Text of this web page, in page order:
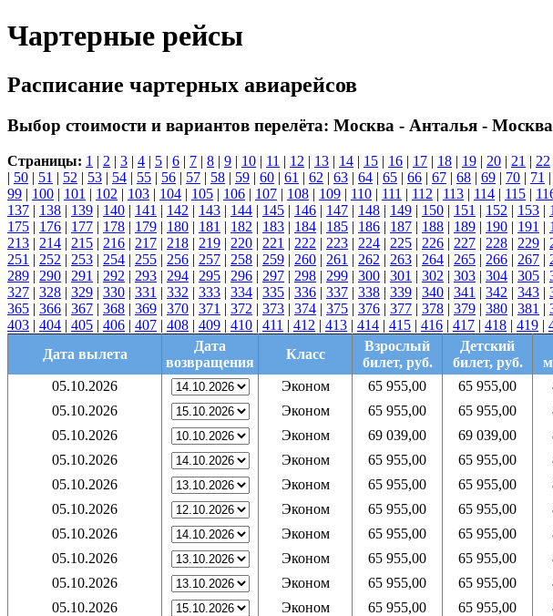
Чартерные рейсы
Расписание чартерных авиарейсов
Выбор стоимости и вариантов перелёта: Москва - Анталья - Москва
Страницы: 1 | 2 | 3 | 4 | 5 | 6 | 7 | 8 | 9 | 10 | 11 | 12 | 13 | 14 | 15 | 16 | 17 | 18 | 19 | 20 | 21 | 22
| 50 | 51 | 52 | 53 | 54 | 55 | 56 | 57 | 58 | 59 | 60 | 61 | 62 | 63 | 64 | 65 | 66 | 67 | 68 | 69 | 70 | 71 |
99 | 100 | 101 | 102 | 103 | 104 | 105 | 106 | 107 | 108 | 109 | 110 | 111 | 112 | 113 | 114 | 115 |
137 | 138 | 139 | 140 | 141 | 142 | 143 | 144 | 145 | 146 | 147 | 148 | 149 | 150 | 151 | 152 | 153 |
175 | 176 | 177 | 178 | 179 | 180 | 181 | 182 | 183 | 184 | 185 | 186 | 187 | 188 | 189 | 190 | 191 |
213 | 214 | 215 | 216 | 217 | 218 | 219 | 220 | 221 | 222 | 223 | 224 | 225 | 226 | 227 | 228 | 229 |
251 | 252 | 253 | 254 | 255 | 256 | 257 | 258 | 259 | 260 | 261 | 262 | 263 | 264 | 265 | 266 | 267 |
289 | 290 | 291 | 292 | 293 | 294 | 295 | 296 | 297 | 298 | 299 | 300 | 301 | 302 | 303 | 304 | 305 |
327 | 328 | 329 | 330 | 331 | 332 | 333 | 334 | 335 | 336 | 337 | 338 | 339 | 340 | 341 | 342 | 343 |
365 | 366 | 367 | 368 | 369 | 370 | 371 | 372 | 373 | 374 | 375 | 376 | 377 | 378 | 379 | 380 | 381 |
403 | 404 | 405 | 406 | 407 | 408 | 409 | 410 | 411 | 412 | 413 | 414 | 415 | 416 | 417 | 418 | 419 |
Дата вылета
Дата
возвращения
Класс
Взрослый
билет, руб.
Детский
билет, руб.
05.10.2026 Эконом 65 955,00 65 955,00
05.10.2026
Эконом 65 955,00 65 955,00
05.10.2026
Эконом 69 039,00 69 039,00
05.10.2026
Эконом 65 955,00 65 955,00
05.10.2026
Эконом 65 955,00 65 955,00
05.10.2026
Эконом 65 955,00 65 955,00
05.10.2026
Эконом 65 955,00 65 955,00
05.10.2026
Эконом 65 955,00 65 955,00
05.10.2026
Эконом 65 955,00 65 955,00
05.10.2026
Эконом 65 955,00 65 955,00